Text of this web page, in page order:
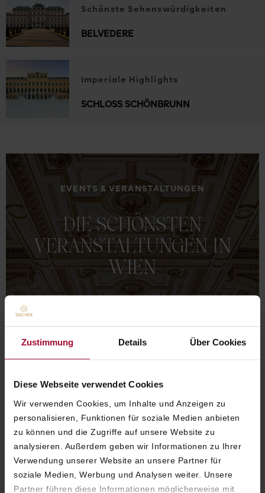
Zustimmung Details Über Cookies
Diese Webseite verwendet Cookies
Wir verwenden Cookies, um Inhalte und Anzeigen zu
personalisieren, Funktionen für soziale Medien anbieten
zu können und die Zugriffe auf unsere Website zu
analysieren. Außerdem geben wir Informationen zu Ihrer
Verwendung unserer Website an unsere Partner für
soziale Medien, Werbung und Analysen weiter. Unsere
Partner führen diese Informationen möglicherweise mit
Schönste Sehenswürdigkeiten
BELVEDERE
Imperiale Highlights
SCHLOSS SCHÖNBRUNN
EVENTS & VERANSTALTUNGEN
DIE SCHÖNSTEN
VERANSTALTUNGEN IN
WIEN